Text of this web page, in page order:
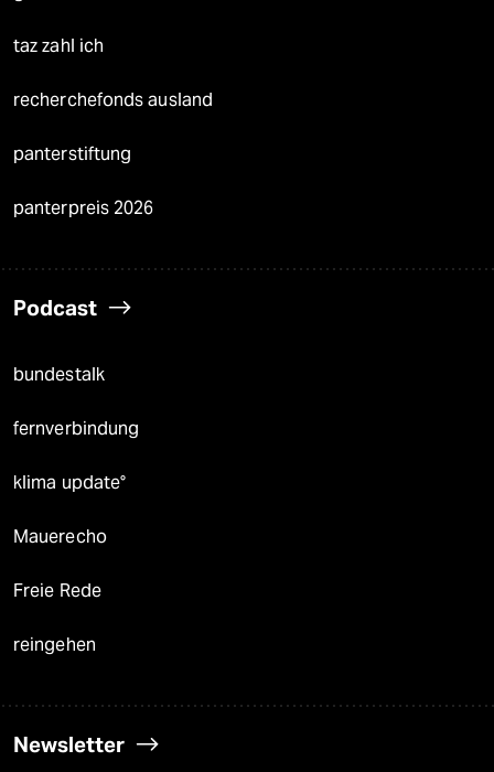
taz zahl ich
recherchefonds ausland
panterstiftung
panterpreis 2026
Podcast
bundestalk
fernverbindung
klima update°
Mauerecho
Freie Rede
reingehen
Newsletter